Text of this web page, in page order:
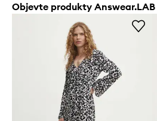
Objevte produkty Answear.LAB